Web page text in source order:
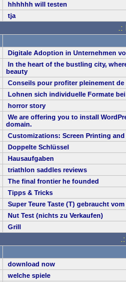
hhhhhh will testen
tja
.:
Digitale Adoption in Unternehmen
In the heart of the bustling city,
beauty
Conseils pour profiter pleinement de
Lohnen sich individuelle Formate
horror story
We are offering you to install
domain.
Customizations: Screen Printing and
Doppelte Schlüssel
Hausaufgaben
triathlon saddles reviews
The final frontier he founded
Tipps & Tricks
Super Teure Taste (T) gebraucht
Nut Test (nichts zu Verkaufen)
Grill
download now
welche spiele